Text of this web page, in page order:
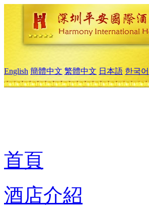
English 簡體中文 繁體中文 日本語 한국어
首頁
酒店介紹